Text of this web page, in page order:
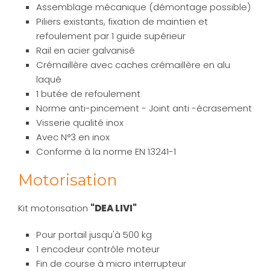
Assemblage mécanique (démontage possible)
Piliers existants, fixation de maintien et
refoulement par 1 guide supérieur
Rail en acier galvanisé
Crémaillère avec caches crémaillère en alu
laqué
1 butée de refoulement
Norme anti-pincement - Joint anti -écrasement
Visserie qualité inox
Avec N°3 en inox
Conforme à la norme EN 13241-1
Motorisation
Kit motorisation "DEA LIVI"
Pour portail jusqu'à 500 kg
1 encodeur contrôle moteur
Fin de course à micro interrupteur